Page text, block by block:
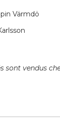
Värmdö
sont vendus